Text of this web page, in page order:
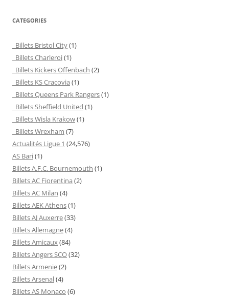
CATEGORIES
Billets Bristol City(1)
Billets Charleroi(1)
Billets Kickers Offenbach (2)
Billets KS Cracovia (1)
Billets Queens Park Rangers(1)
Billets Sheffield United (1)
Billets Wisla Krakow(1)
Billets Wrexham (7)
Actualités Ligue 1 (24,576)
AS Bari(1)
Billets A.F.C. Bournemouth (1)
Billets AC Fiorentina (2)
Billets AC Milan (4)
Billets AEK Athens(1)
Billets AJ Auxerre(33)
Billets Allemagne(4)
Billets Amicaux(84)
Billets Angers SCO(32)
Billets Armenie(2)
Billets Arsenal(4)
Billets AS Monaco (6)